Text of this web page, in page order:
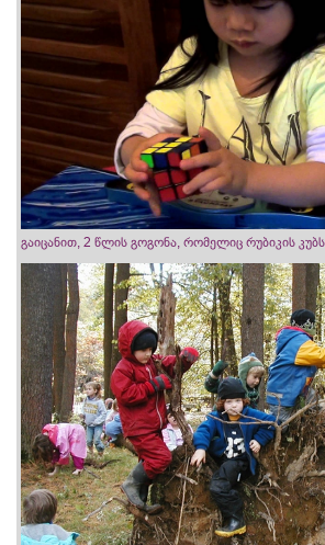
გაიცანით, 2 წლის გოგონა, რომელიც რუბიკის კუბს